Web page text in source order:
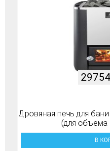
Дровяная печь для
(для
В